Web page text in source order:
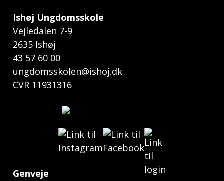
Ishøj Ungdomsskole
Vejledalen 7-9
2635 Ishøj
43 57 60 00
ungdomsskolen@ishoj.dk
CVR 11931316
Genveje